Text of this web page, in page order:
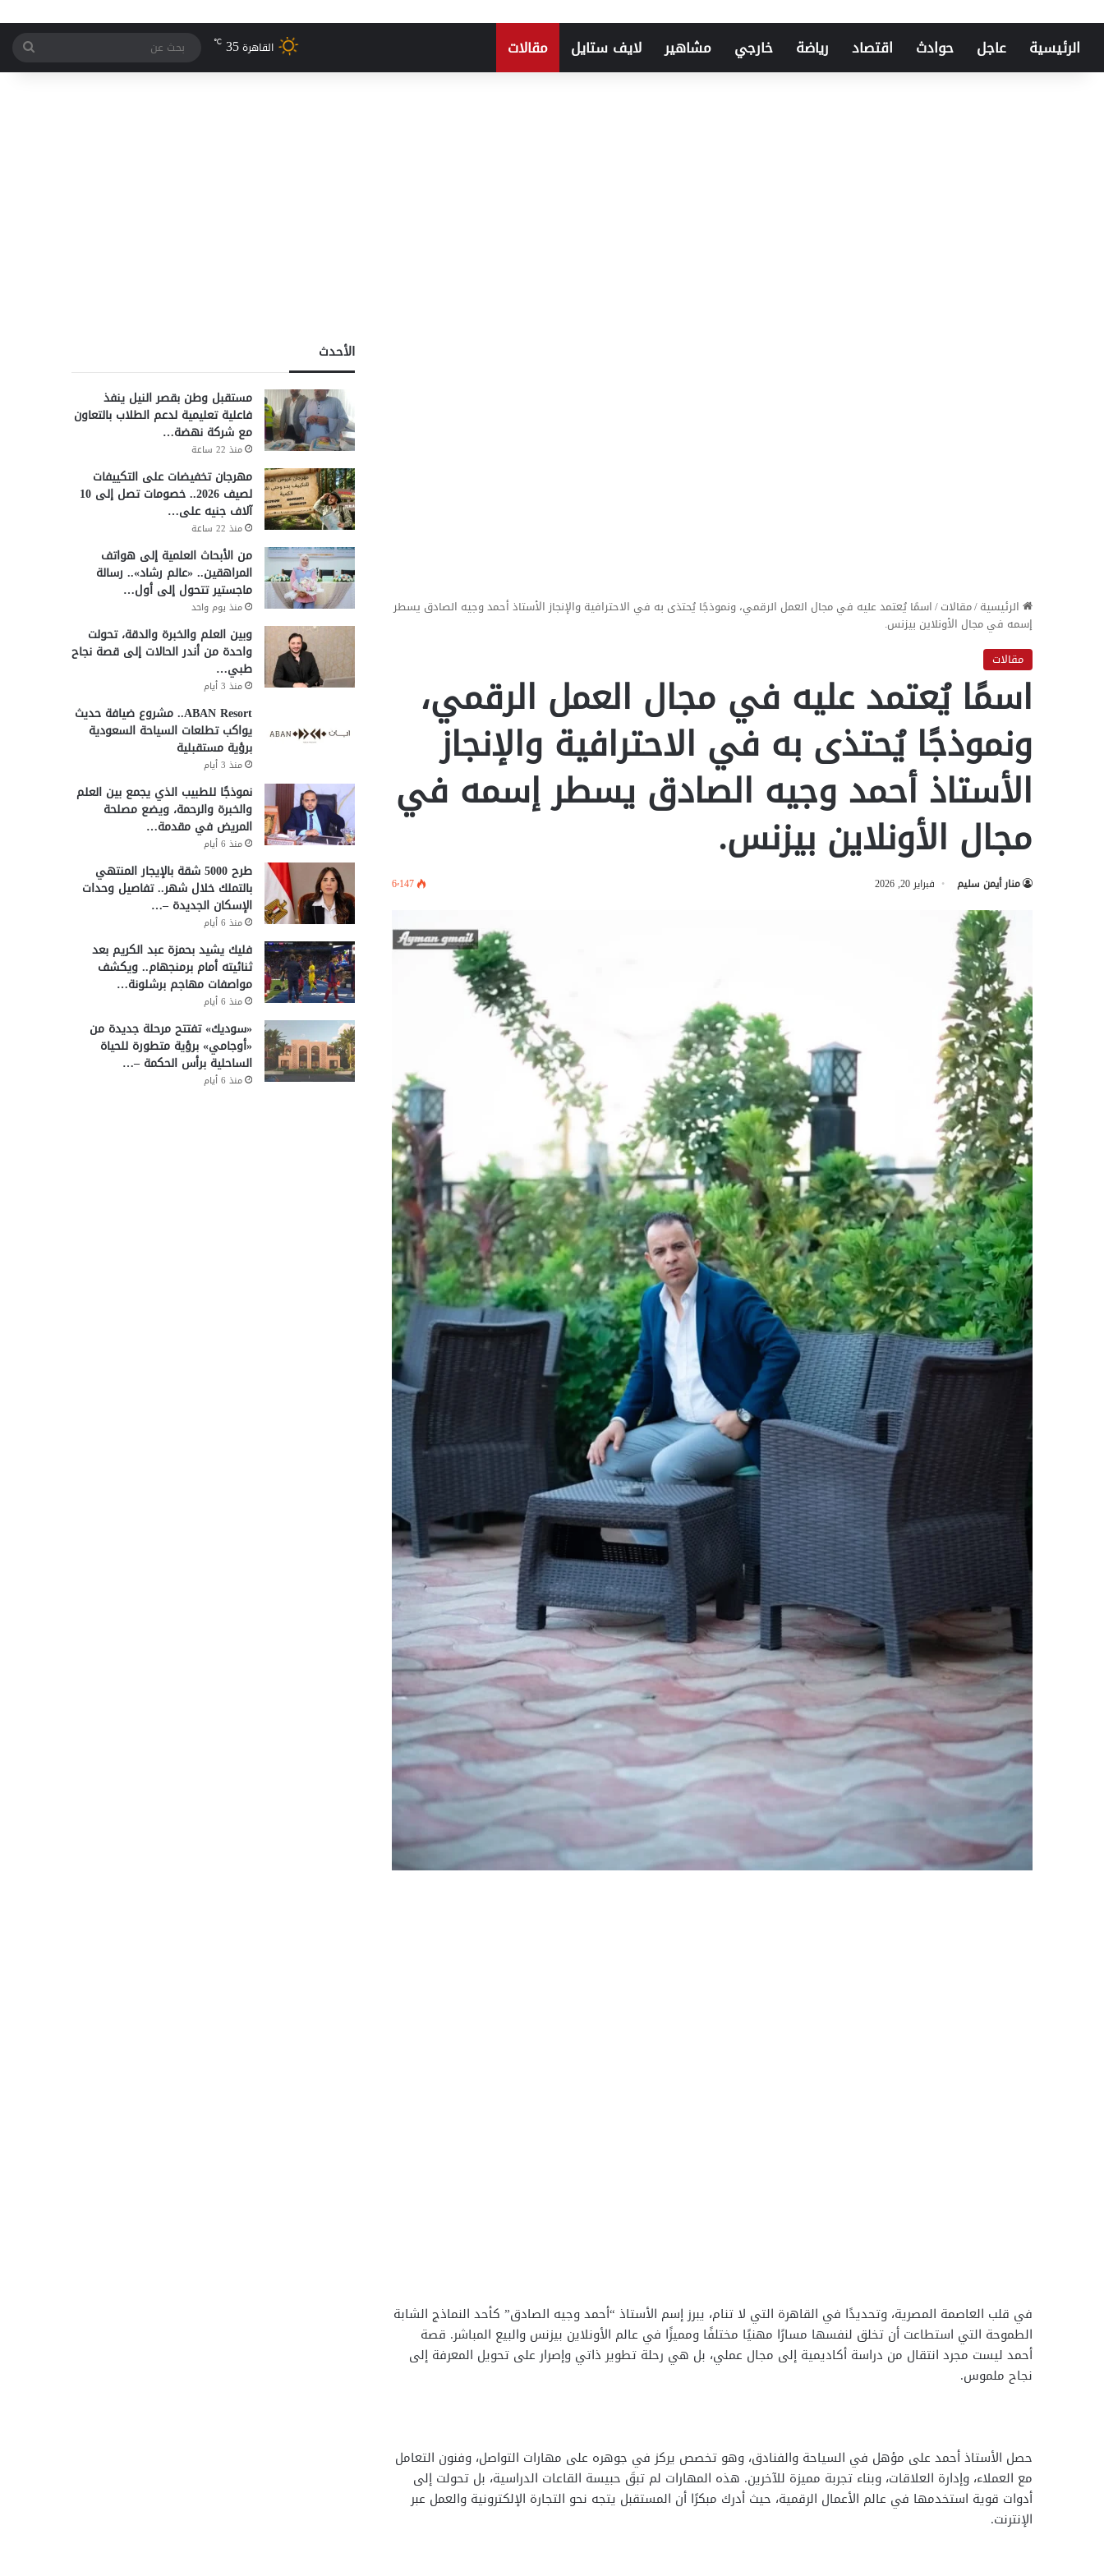
الرئيسية عاجل حوادث اقتصاد رياضة خارجي مشاهير لايف ستايل مقالات القاهرة35
℃
عن
الرئيسية/مقالات/اسمًا يُعتمد عليه في مجال العمل الرقمي، ونموذجًا يُحتذى به في الاحترافية والإنجاز الأستاذ أحمد وجيه الصادق يسطر
إسمه في مجال الأونلاين بيزنس.
مقالات
اسمًا يُعتمد عليه في مجال العمل الرقمي،
ونموذجًا يُحتذى به في الاحترافية والإنجاز
الأستاذ أحمد وجيه الصادق يسطر إسمه في
مجال الأونلاين بيزنس.
منار أيمن سليم فبراير 20, 2026 6٬147
في قلب العاصمة المصرية، وتحديدًا في القاهرة التي لا تنام، يبرز إسم الأستاذ “أحمد وجيه الصادق” كأحد النماذج الشابة
الطموحة التي استطاعت أن تخلق لنفسها مسارًا مهنيًا مختلفًا ومميزًا في عالم الأونلاين بيزنس والبيع المباشر. قصة
أحمد ليست مجرد انتقال من دراسة أكاديمية إلى مجال عملي، بل هي رحلة تطوير ذاتي وإصرار على تحويل المعرفة إلى
نجاح ملموس.
حصل الأستاذ أحمد على مؤهل في السياحة والفنادق، وهو تخصص يركز في جوهره على مهارات التواصل، وفنون التعامل
مع العملاء، وإدارة العلاقات، وبناء تجربة مميزة للآخرين. هذه المهارات لم تبقَ حبيسة القاعات الدراسية، بل تحولت إلى
أدوات قوية استخدمها في عالم الأعمال الرقمية، حيث أدرك مبكرًا أن المستقبل يتجه نحو التجارة الإلكترونية والعمل عبر
الإنترنت.
الأحدث
مستقبل وطن بقصر النيل ينفذ
فاعلية تعليمية لدعم الطلاب بالتعاون
مع شركة نهضة…
منذ 22 ساعة
مهرجان تخفيضات على التكييفات
لصيف 2026.. خصومات تصل إلى 10
آلاف جنيه على…
منذ 22 ساعة
من الأبحاث العلمية إلى هواتف
المراهقين.. «عالم رشاد».. رسالة
ماجستير تتحول إلى أول…
منذ يوم واحد
وبين العلم والخبرة والدقة، تحولت
واحدة من أندر الحالات إلى قصة نجاح
طبي…
منذ 3 أيام
ABAN Resort.. مشروع ضيافة حديث
يواكب تطلعات السياحة السعودية
برؤية مستقبلية
منذ 3 أيام
نموذجًا للطبيب الذي يجمع بين العلم
والخبرة والرحمة، ويضع مصلحة
المريض في مقدمة…
منذ 6 أيام
طرح 5000 شقة بالإيجار المنتهي
بالتملك خلال شهر.. تفاصيل وحدات
الإسكان الجديدة –…
منذ 6 أيام
فليك يشيد بحمزة عبد الكريم بعد
ثنائيته أمام برمنجهام.. ويكشف
مواصفات مهاجم برشلونة…
منذ 6 أيام
«سوديك» تفتتح مرحلة جديدة من
«أوجامي» برؤية متطورة للحياة
الساحلية برأس الحكمة –…
منذ 6 أيام